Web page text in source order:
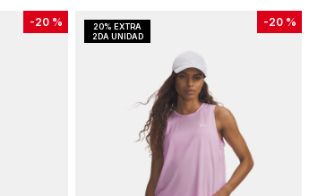
-20 % -20 %